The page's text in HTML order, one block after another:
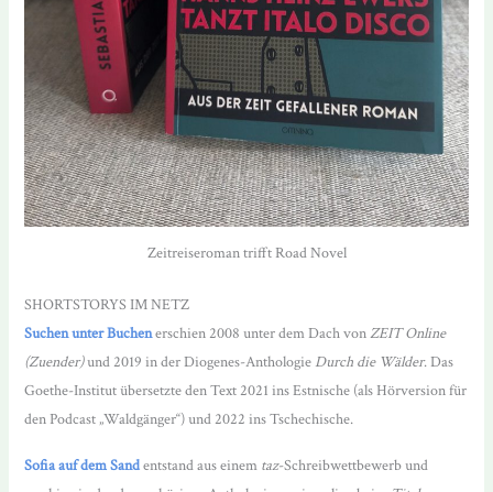
Zeitreiseroman trifft Road Novel
SHORTSTORYS IM NETZ
Suchen unter Buchenerschien 2008 unter dem Dach vonZEIT Online
(Zuender)und 2019 in der Diogenes-Anthologie Durch die Wälder. Das
Goethe-Institut übersetzte den Text 2021 ins Estnische (als Hörversion für
den Podcast „Waldgänger“) und 2022 ins Tschechische.
Sofia auf dem Sandentstand aus einem taz-Schreibwettbewerb und